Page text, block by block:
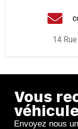
14
Vous
Envoyez nous